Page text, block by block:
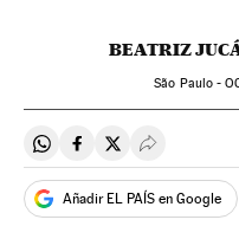
BEATRIZ
São Paulo -
Compartir en Whatsapp
Compartir en
Compartir en
Desplegar
Añadir EL PAÍS en Google